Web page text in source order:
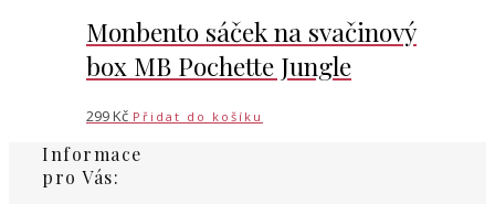
Monbento sáček na svačinový
box MB Pochette Jungle
299Kč Přidat do košíku
Informace
pro Vás: